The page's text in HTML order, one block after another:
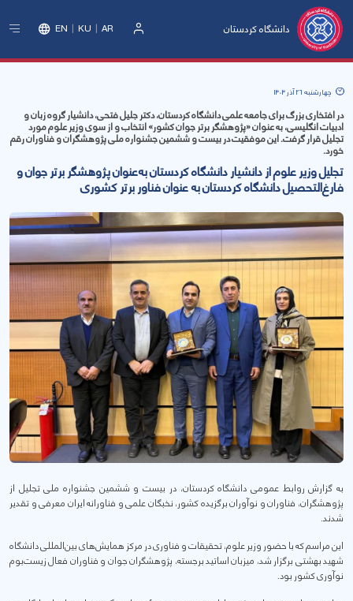
دانشگاه کردستان EN KU AR
چهارشنبه 26 آذر 1404
در افتخاری بزرگ برای جامعه علمی دانشگاه کردستان، دکتر جلیل فتحی، دانشیار گروه زبان و
ادبیات انگلیسی، به عنوان «پژوهشگر برتر جوان کشور» انتخاب و از سوی وزیر علوم مورد
تجلیل قرار گرفت. این موفقیت در بیست و ششمین جشنواره ملی پژوهشگران و فناوران رقم
خورد.
تجلیل وزیر علوم از دانشیار دانشگاه کردستان به‌عنوان پژوهشگر برتر جوان و
فارغ‌التحصیل دانشگاه کردستان به عنوان فناور برتر کشوری
به گزارش روابط عمومی دانشگاه کردستان، در بیست و ششمین جشنواره ملی تجلیل از
پژوهشگران، فناوران و نوآوران برگزیده کشور، نخبگان علمی و فناورانه ایران معرفی و تقدیر
شدند.
این مراسم که با حضور وزیر علوم، تحقیقات و فناوری در مرکز همایش‌های بین‌المللی دانشگاه
شهید بهشتی برگزار شد، میزبان اساتید برجسته، پژوهشگران جوان و فناوران فعال زیست‌بوم
نوآوری کشور بود.